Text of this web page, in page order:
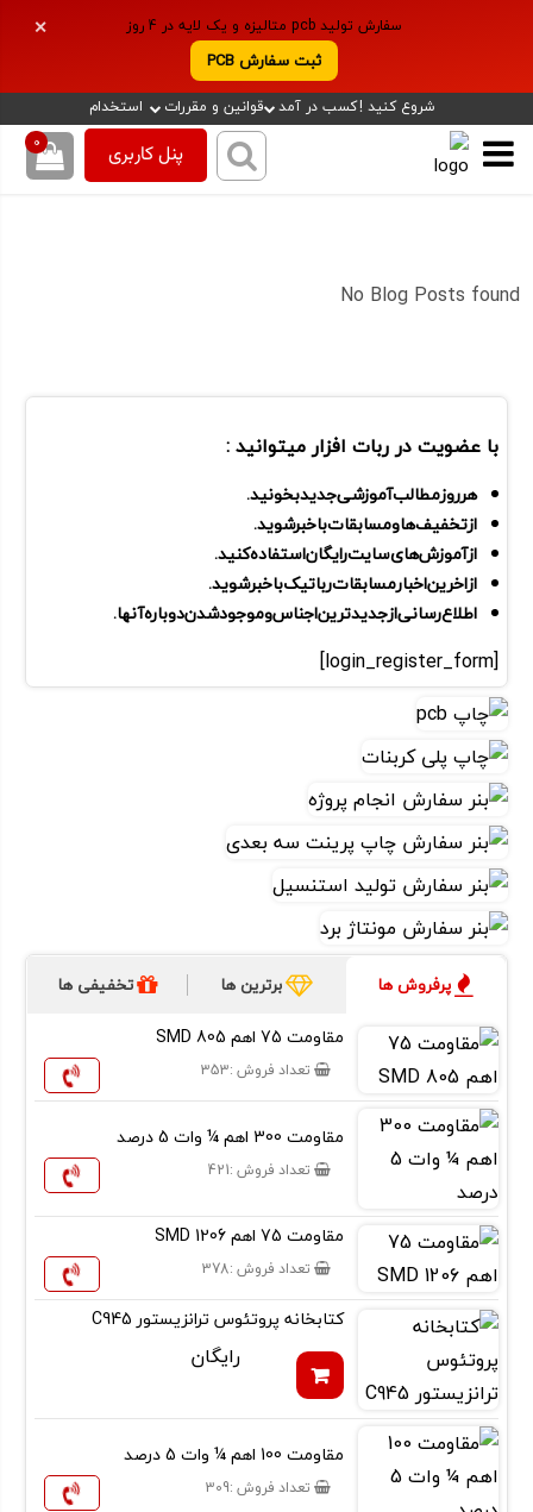
✕ سفارش تولید pcb متالیزه و یک لایه در 4 روز
ثبت سفارش PCB
شروع کنید !کسب در آمد قوانین و مقررات استخدام
پنل کاربری 0
No Blog Posts found
با عضویت در ربات افزار میتوانید :
هر روز مطالب آموزشی جدید بخونید.
از تخفیف ها و مسابقات باخبرشوید.
از آموزش های سایت رایگان استفاده کنید.
از اخرین اخبار مسابقات رباتیک با خبر شوید .
اطلاع رسانی از جدید ترین اجناس و موجود شدن دوباره آنها.
[login_register_form]
پرفروش ها برترین ها تخفیفی ها
مقاومت 75 اهم SMD 805
تعداد فروش :353
مقاومت 300 اهم ¼ وات 5 درصد
تعداد فروش :421
مقاومت 75 اهم SMD 1206
تعداد فروش :378
کتابخانه پروتئوس ترانزیستور C945
رایگان
مقاومت 100 اهم ¼ وات 5 درصد
تعداد فروش :309